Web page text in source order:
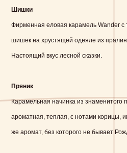
Шишки
Фирменная еловая карамель Wander с
шишек на хрустящей одеяле из
Настоящий вкус лесной сказки.
Пряник
Карамельная начинка из знаменитого
ароматная, теплая, с нотами корицы,
же аромат, без которого не бывает